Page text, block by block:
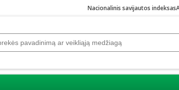
Nacionalinis savijautos indeksas